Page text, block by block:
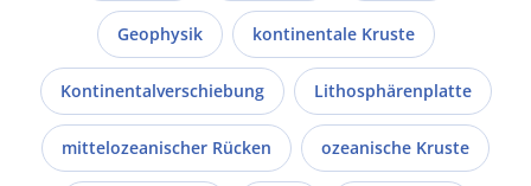
Geophysik kontinentale Kruste
Kontinentalverschiebung Lithosphärenplatte
mittelozeanischer Rücken ozeanische Kruste